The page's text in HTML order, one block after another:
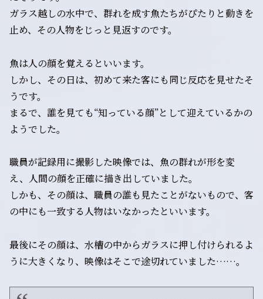
ガラス越しの水中で、群れを成す魚たちがぴたりと動きを
止め、その人物をじっと見返すのです。
魚は人の顔を覚えるといいます。
しかし、その日は、初めて来た客にも同じ反応を見せたそ
うです。
まるで、誰を見ても“知っている顔”として迎えているかの
ようでした。
職員が記録用に撮影した映像では、魚の群れが形を変
え、人間の顔を正確に描き出していました。
しかも、その顔は、職員の誰も見たことがないもので、客
の中にも一致する人物はいなかったといいます。
最後にその顔は、水槽の中からガラスに押し付けられるよ
うに大きくなり、映像はそこで途切れていました……。